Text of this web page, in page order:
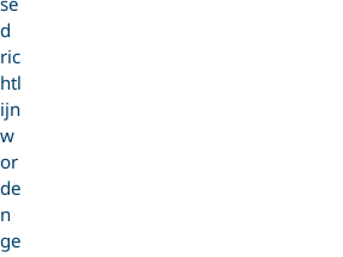
d
ric
htl
ijn
w
or
de
n
ge